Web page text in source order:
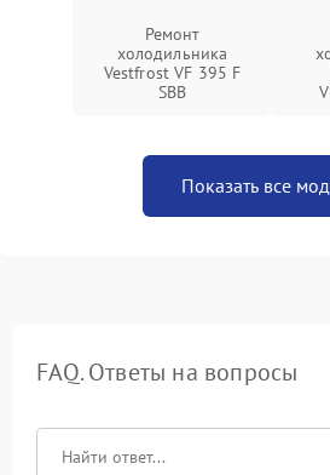
Ремонт
холодильника
Vestfrost VF 395 F
SBB
Показать все
FAQ. Ответы на вопросы